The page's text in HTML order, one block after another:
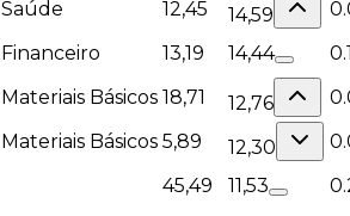
Saúde 12,45 14,59
Financeiro 13,19 14,44
Materiais Básicos 18,71 12,76
Materiais Básicos 5,89 12,30
45,49 11,53